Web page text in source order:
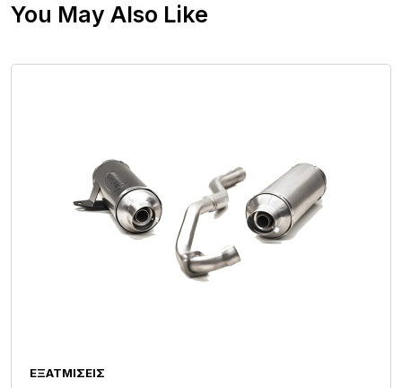
You May Also Like
ΕΞΑΤΜΊΣΕΙΣ